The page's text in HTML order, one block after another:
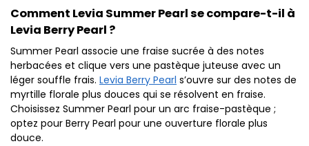
Comment Levia Summer Pearl se compare-t-il à
Levia Berry Pearl ?
Summer Pearl associe une fraise sucrée à des notes
herbacées et clique vers une pastèque juteuse avec un
léger souffle frais. Levia Berry Pearl s’ouvre sur des notes de
myrtille florale plus douces qui se résolvent en fraise.
Choisissez Summer Pearl pour un arc fraise-pastèque ;
optez pour Berry Pearl pour une ouverture florale plus
douce.